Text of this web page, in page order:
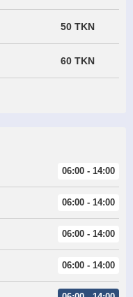
50 TKN
60 TKN
06:00 - 14:00
06:00 - 14:00
06:00 - 14:00
06:00 - 14:00